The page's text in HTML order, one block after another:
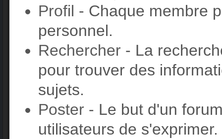
Profil - Chaque membre
personnel.
Rechercher - La
pour trouver des
sujets.
Poster - Le but d'un
utilisateurs de s'exprimer.